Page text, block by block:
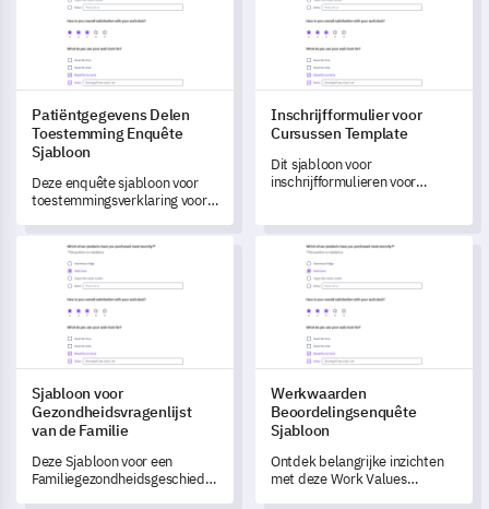
Patiëntgegevens Delen
Toestemming Enquête
Sjabloon
Deze enquête sjabloon voor
toestemmingsverklaring voor
helpt u de perspectieven van
patiënten over
gegevensprivacy en delen te
begrijpen.
Inschrijfformulier voor
Cursussen Template
Dit sjabloon voor
inschrijfformulieren voor
en hun belangrijke
overwegingen bij het kiezen
van een cursus te begrijpen.
Sjabloon voor Gezondheidsvragenlijst van de Familie
Sjabloon voor
Gezondheidsvragenlijst
van de Familie
Deze Sjabloon voor een
Familiegezondheidsgeschiedenisvragenlijst
Werkwaarden
Werkwaarden
Beoordelingsenquête
Sjabloon
Ontdek belangrijke inzichten
met deze Work Values